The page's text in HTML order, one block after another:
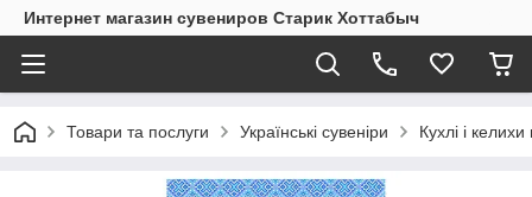
Интернет магазин сувениров Старик Хоттабыч
Товари та послуги Українські сувеніри Кухлі і